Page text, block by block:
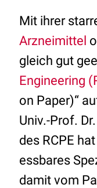
Mit ihrer
Arzneimittel
gleich gut
Engineering
on Paper)“
Univ.-Prof.
des RCPE
essbares
damit vom